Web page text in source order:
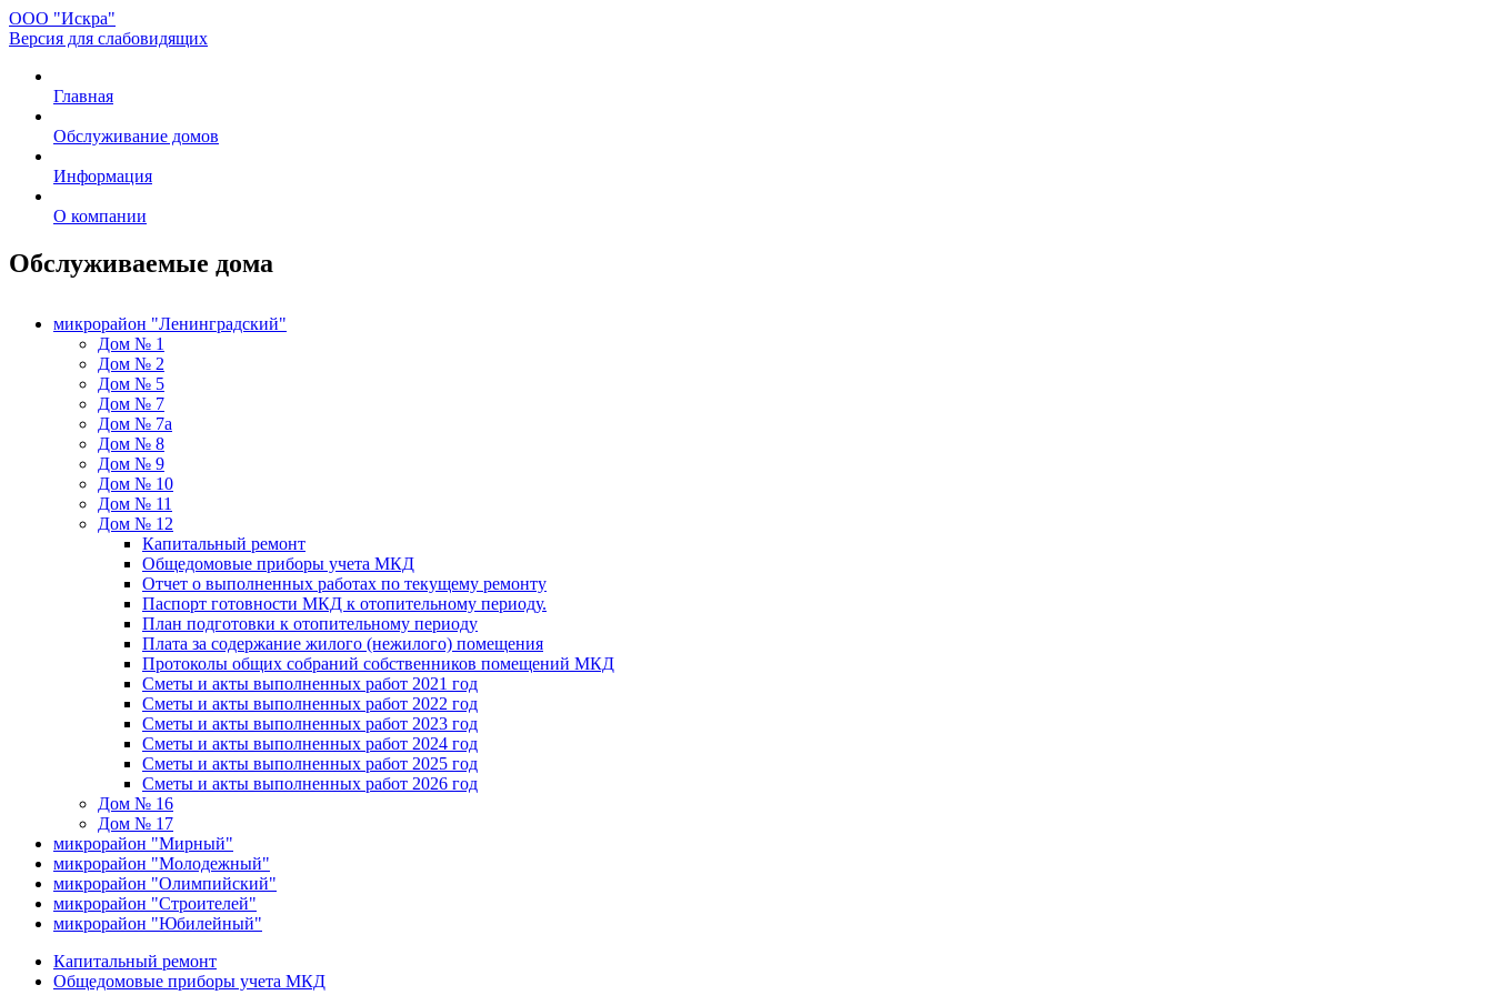
ООО "Искра"
Версия для слабовидящих
Главная
Обслуживание домов
Информация
О компании
Обслуживаемые дома
микрорайон "Ленинградский"
Дом № 1
Дом № 2
Дом № 5
Дом № 7
Дом № 7а
Дом № 8
Дом № 9
Дом № 10
Дом № 11
Дом № 12
Капитальный ремонт
Общедомовые приборы учета МКД
Отчет о выполненных работах по текущему ремонту
Паспорт готовности МКД к отопительному периоду.
План подготовки к отопительному периоду
Плата за содержание жилого (нежилого) помещения
Протоколы общих собраний собственников помещений МКД
Сметы и акты выполненных работ 2021 год
Сметы и акты выполненных работ 2022 год
Сметы и акты выполненных работ 2023 год
Сметы и акты выполненных работ 2024 год
Сметы и акты выполненных работ 2025 год
Сметы и акты выполненных работ 2026 год
Дом № 16
Дом № 17
микрорайон "Мирный"
микрорайон "Молодежный"
микрорайон "Олимпийский"
микрорайон "Строителей"
микрорайон "Юбилейный"
Капитальный ремонт
Общедомовые приборы учета МКД